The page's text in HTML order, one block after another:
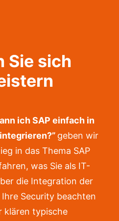
Sie sich
ich SAP einfach in
geben wir
in das Thema SAP
was Sie als IT-
die Integration der
Security beachten
klären typische